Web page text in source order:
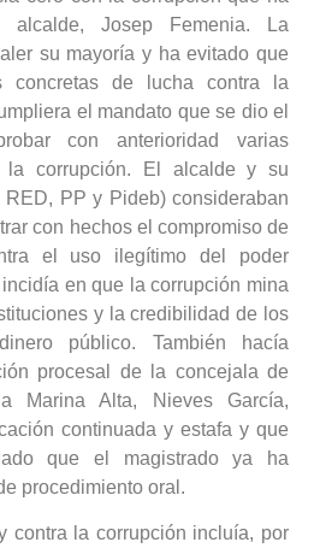
Josep Femenia. La
su mayoría y ha evitado que
concretas de lucha contra la
el mandato que se dio el
con anterioridad varias
la corrupción. El alcalde y su
PP y Pideb) consideraban
con hechos el compromiso de
el uso ilegítimo del poder
en que la corrupción mina
y la credibilidad de los
público. También hacía
procesal de la concejala de
Marina Alta, Nieves García,
continuada y estafa y que
que el magistrado ya ha
procedimiento oral.
contra la corrupción incluía, por